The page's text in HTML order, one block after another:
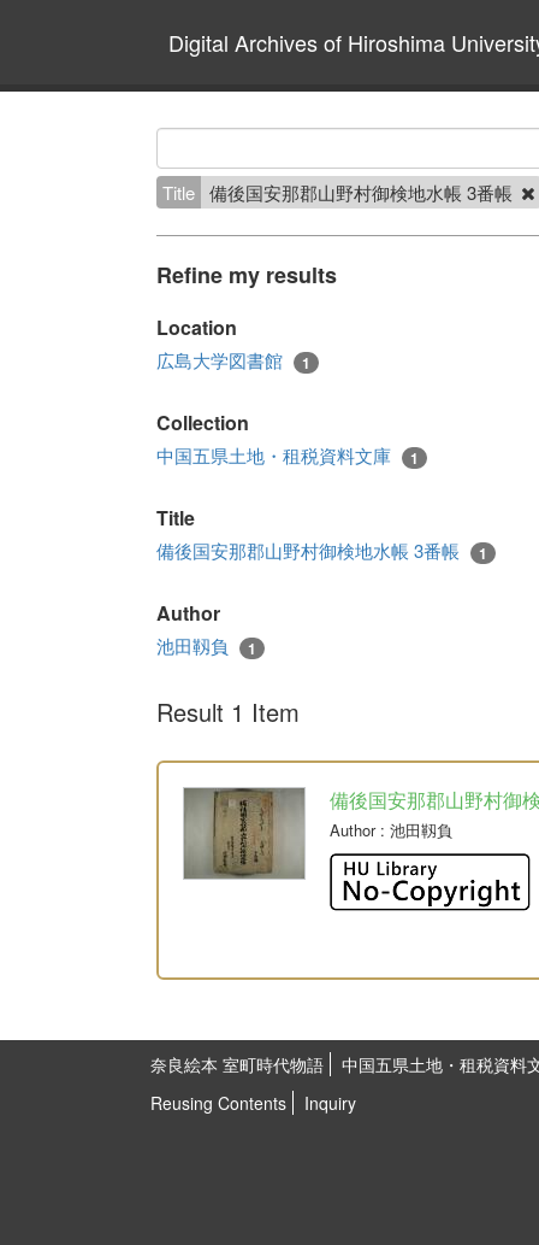
Digital Archives of Hiroshima
Title 備後国安那郡山野村御検地水帳 3番帳
Refine my results
Location
広島大学図書館 1
Collection
中国五県土地・租税資料文庫 1
Title
備後国安那郡山野村御検地水帳 3番帳 1
Author
池田靱負 1
Result 1 Item
備後国安那郡山野村御
Author: 池田靱負
奈良絵本 室町時代物語
中国五県土地・租税資料
Reusing Contents
Inquiry